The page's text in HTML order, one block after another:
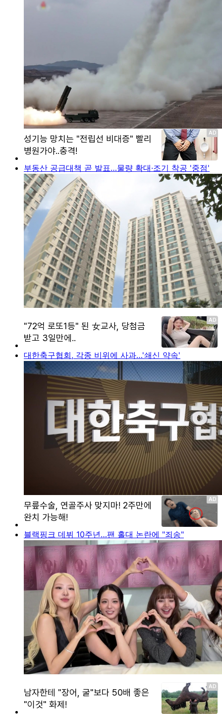
부동산 공급대책 곧 발표…물량 확대·조기 착공 '중점'
대한축구협회, 각종 비위에 사과…'쇄신 약속'
블랙핑크 데뷔 10주년…팬 홀대 논란에 "죄송"